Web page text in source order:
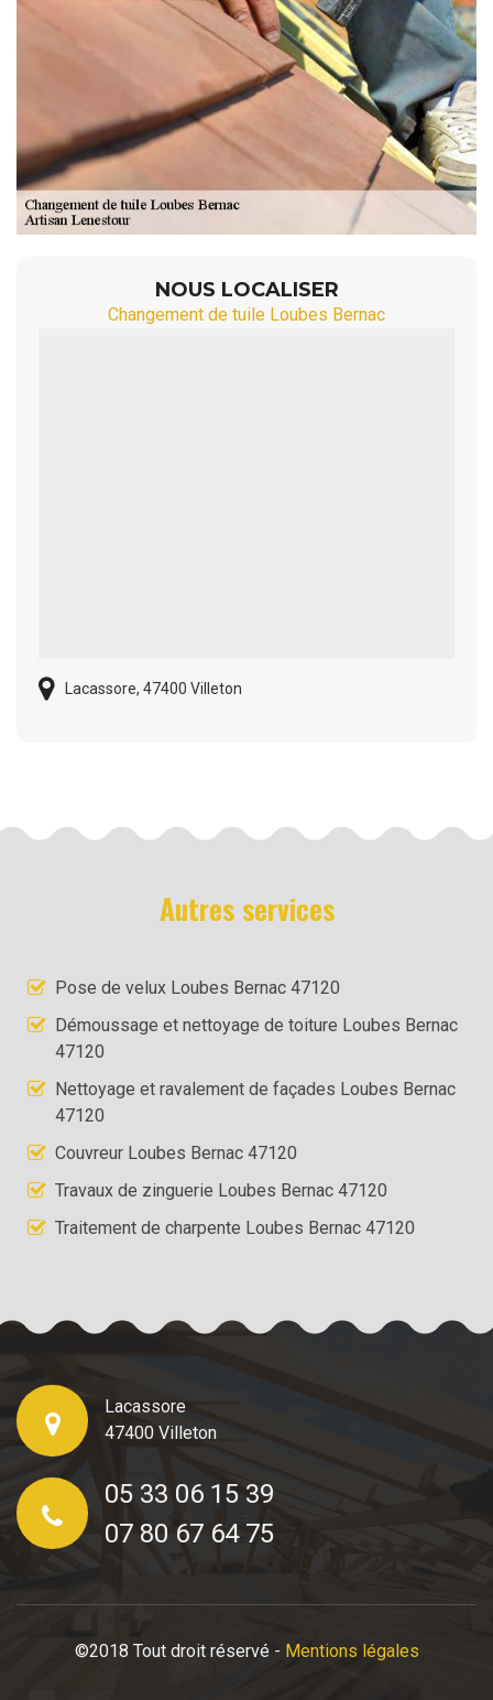
NOUS LOCALISER
Changement de tuile Loubes Bernac
Lacassore, 47400 Villeton
Autres services
Pose de velux Loubes Bernac 47120
Démoussage et nettoyage de toiture Loubes Bernac
47120
Nettoyage et ravalement de façades Loubes Bernac
47120
Couvreur Loubes Bernac 47120
Travaux de zinguerie Loubes Bernac 47120
Traitement de charpente Loubes Bernac 47120
Lacassore
47400 Villeton
05 33 06 15 39
07 80 67 64 75
©2018 Tout droit réservé - Mentions légales